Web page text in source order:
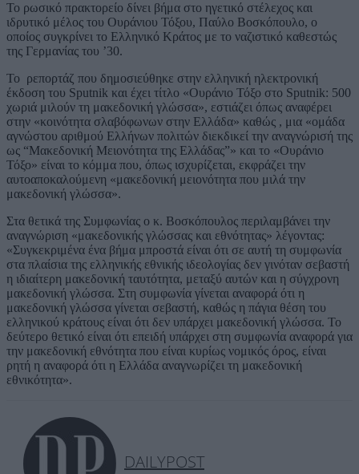
Το ρωσικό πρακτορείο δίνει βήμα στο ηγετικό στέλεχος και
ιδρυτικό μέλος του Ουράνιου Τόξου, Παύλο Βοσκόπουλο, ο
οποίος συγκρίνει το Ελληνικό Κράτος με το ναζιστικό καθεστώς
της Γερμανίας του ’30.
Το ρεπορτάζ που δημοσιεύθηκε στην ελληνική ηλεκτρονική
έκδοση του Sputnik και έχει τίτλο «Ουράνιο Τόξο στο Sputnik: 500
χωριά μιλούν τη μακεδονική γλώσσα», εστιάζει όπως αναφέρει
στην «κοινότητα σλαβόφωνων στην Ελλάδα» καθώς , μια «ομάδα
αγνώστου αριθμού Ελλήνων πολιτών διεκδικεί την αναγνώρισή της
ως “Μακεδονική Μειονότητα της Ελλάδας”» και το «Ουράνιο
Τόξο» είναι το κόμμα που, όπως ισχυρίζεται, εκφράζει την
αυτοαποκαλούμενη «μακεδονική μειονότητα που μιλά την
μακεδονική γλώσσα».
Στα θετικά της Συμφωνίας ο κ. Βοσκόπουλος περιλαμβάνει την
αναγνώριση «μακεδονικής γλώσσας και εθνότητας» λέγοντας:
«Συγκεκριμένα ένα βήμα μπροστά είναι ότι σε αυτή τη συμφωνία
στα πλαίσια της ελληνικής εθνικής ιδεολογίας δεν γινόταν σεβαστή
η ιδιαίτερη μακεδονική ταυτότητα, μεταξύ αυτών και η σύγχρονη
μακεδονική γλώσσα. Στη συμφωνία γίνεται αναφορά ότι η
μακεδονική γλώσσα γίνεται σεβαστή, καθώς η πάγια θέση του
ελληνικού κράτους είναι ότι δεν υπάρχει μακεδονική γλώσσα. Το
δεύτερο θετικό είναι ότι επειδή υπάρχει στη συμφωνία αναφορά για
την μακεδονική εθνότητα που είναι κυρίως νομικός όρος, είναι
ρητή η αναφορά ότι η Ελλάδα αναγνωρίζει τη μακεδονική
εθνικότητα».
DAILYPOST